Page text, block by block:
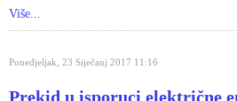
Više...
Ponedjeljak, 23 Siječanj 2017 11:16